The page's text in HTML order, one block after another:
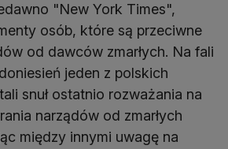
"New York Times",
osób, które są przeciwne
od dawców zmarłych. Na fali
jeden z polskich
snuł ostatnio rozważania na
narządów od zmarłych
między innymi uwagę na